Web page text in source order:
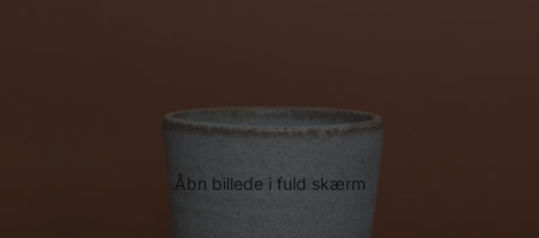
Åbn billede i fuld skærm